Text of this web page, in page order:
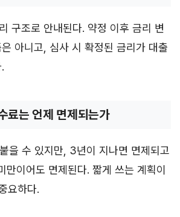
구조로 안내된다. 약정 이후 금리 변
아니고, 심사 시 확정된 금리가 대출
료는 언제 면제되는가
을 수 있지만, 3년이 지나면 면제되고
만이어도 면제된다. 짧게 쓰는 계획이
요하다.